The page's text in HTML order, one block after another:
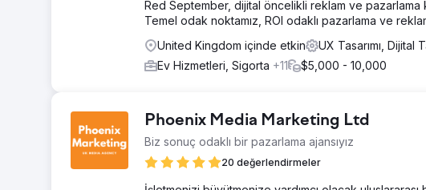
Red September, dijital öncelikli reklam ve pazarlama
Temel odak noktamız, ROI odaklı pazarlama ve
United Kingdom içinde etkin
UX Tasarımı, Dijital
Ev Hizmetleri, Sigorta +11 $5,000 - 10,000
Phoenix Media Marketing Ltd
Biz sonuç odaklı bir pazarlama ajansıyız
20 değerlendirmeler